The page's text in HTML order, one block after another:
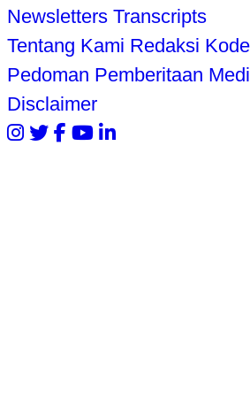
Newsletters Transcripts
Tentang Kami Redaksi
Pedoman Pemberitaan
Disclaimer